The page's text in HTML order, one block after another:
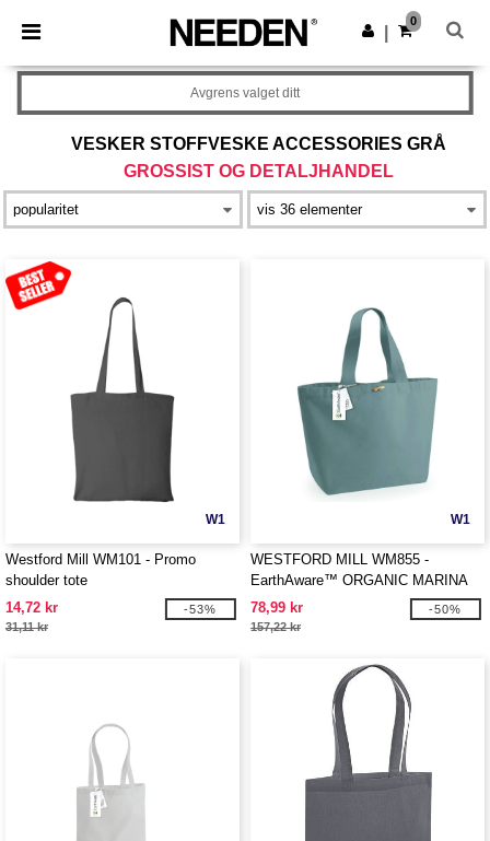
× Needen-app
Bedre priser i appen!
Last ned app
0
VESKER STOFFVESKE ACCESSORIES GRÅ
GROSSIST OG DETALJHANDEL
Avgrens valget ditt
W1
Westford Mill WM101 - Promo
shoulder tote
14,72 kr
31,11 kr
-53%
W1
WESTFORD MILL WM855 -
EarthAware™ ORGANIC MARINA
TOTE XL
78,99 kr
157,22 kr
-50%